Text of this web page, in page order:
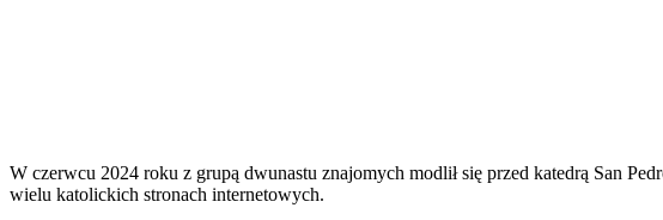
W czerwcu 2024 roku z grupą dwunastu znajomych modlił się przed katedrą San
wielu katolickich stronach internetowych.